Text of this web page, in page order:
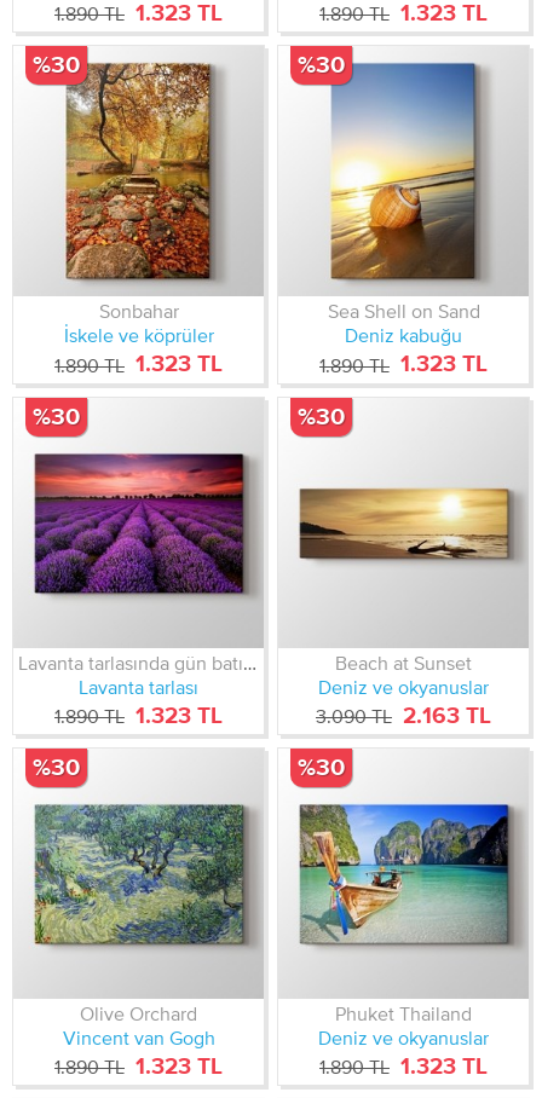
1.890 TL 1.323 TL
1.890 TL 1.323 TL
Sonbahar
İskele ve köprüler
1.890 TL 1.323 TL
%30
Sea Shell on Sand
Deniz kabuğu
1.890 TL 1.323 TL
%30
Lavanta tarlası
1.890 TL 1.323 TL
%30
Beach at Sunset
Deniz ve okyanuslar
3.090 TL 2.163 TL
%30
Olive Orchard
Vincent van Gogh
1.890 TL 1.323 TL
%30
Phuket Thailand
Deniz ve okyanuslar
1.890 TL 1.323 TL
%30